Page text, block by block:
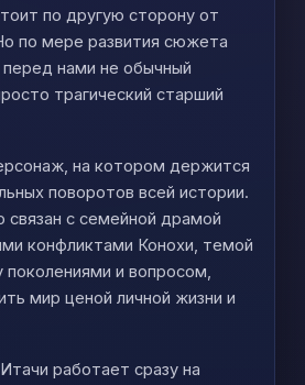
по другую сторону от
по мере развития сюжета
перед нами не обычный
трагический старший
на котором держится
поворотов всей истории.
с семейной драмой
конфликтами Конохи, темой
и вопросом,
мир ценой личной жизни и
работает сразу на